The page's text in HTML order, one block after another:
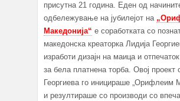
присутна 21 година. Еден од
одбележување на јубилејот на
Македонија“ е соработката со
македонска креаторка Лидија
изработи дизајн на маица и
за бела платнена торба. Овој проект
Георгиева го иницираше „Орифлеим
и резултираше со производи со